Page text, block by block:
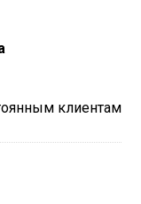
клиентам